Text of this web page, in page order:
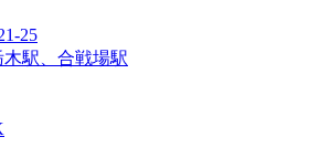
25
駅、合戦場駅